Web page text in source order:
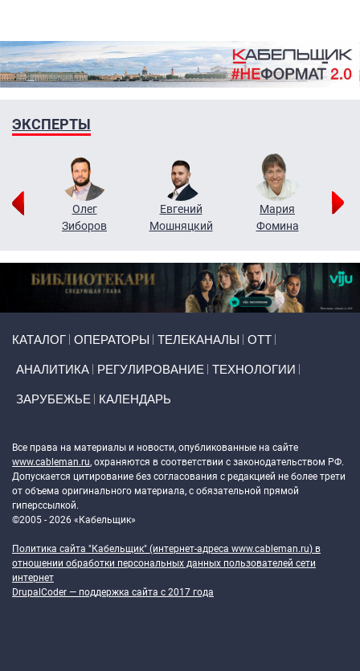
ЭКСПЕРТЫ
Олег
Зиборов
Евгений
Мошняцкий
Мария
Фомина
КАТАЛОГ ОПЕРАТОРЫ ТЕЛЕКАНАЛЫ ОТТ
АНАЛИТИКА РЕГУЛИРОВАНИЕ ТЕХНОЛОГИИ
ЗАРУБЕЖЬЕ КАЛЕНДАРЬ
Все права на материалы и новости, опубликованные на сайте
www.cableman.ru, охраняются в соответствии с законодательством РФ.
Допускается цитирование без согласования с редакцией не более трети
от объема оригинального материала, с обязательной прямой
гиперссылкой.
©2005 - 2026 «Кабельщик»
Политика сайта "Кабельщик" (интернет-адреса www.cableman.ru) в
отношении обработки персональных данных пользователей сети
интернет
DrupalCoder — поддержка сайта c 2017 года